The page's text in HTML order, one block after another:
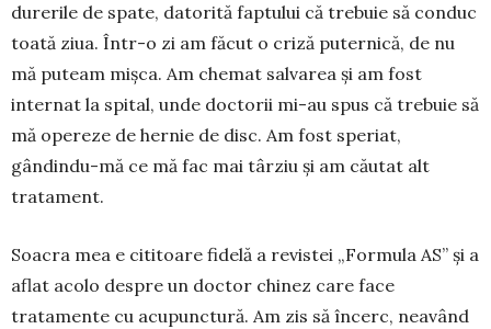
durerile de spate, datorită faptului că tre­buie să conduc
toată ziua. Într-o zi am făcut o cri­ză puternică, de nu
mă puteam mișca. Am che­mat sal­varea și am fost
internat la spital, unde doctorii mi-au spus că trebuie să
mă opereze de hernie de disc. Am fost speriat,
gândindu-mă ce mă fac mai târziu și am căutat alt
trata­ment.
Soacra mea e cititoare fidelă a revistei „For­mula AS” și a
aflat acolo despre un doctor chinez care face
tratamente cu acupunctură. Am zis să încerc, neavând